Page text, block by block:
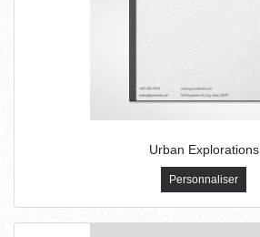
Urban Explorations
Personnaliser